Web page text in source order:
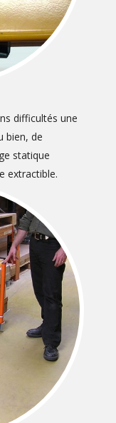
difficultés une
bien, de
statique
extractible.